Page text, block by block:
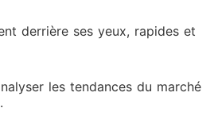
derrière ses yeux, rapides et
les tendances du marché